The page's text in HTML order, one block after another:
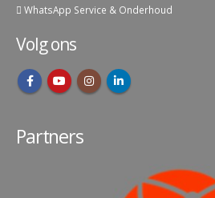
WhatsApp Service & Onderhoud
Volg ons
Partners